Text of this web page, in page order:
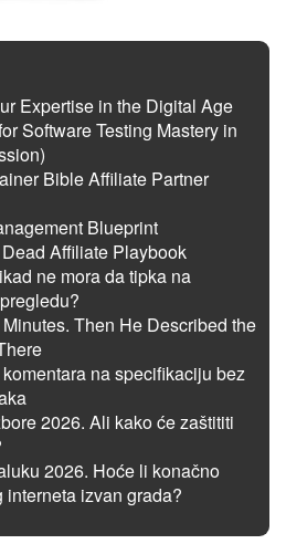
Expertise in the Digital Age
Software Testing Mastery in
Bible Affiliate Partner
Blueprint
Affiliate Playbook
ne mora da tipka na
Then He Described the
na specifikaciju bez
2026. Ali kako će zaštititi
2026. Hoće li konačno
izvan grada?